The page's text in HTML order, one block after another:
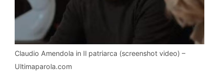
Claudio Amendola in Il patriarca (screenshot video) –
Ultimaparola.com